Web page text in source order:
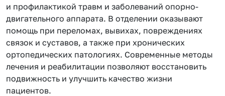
и профилактикой травм и заболеваний опорно-
двигательного аппарата. В отделении оказывают
помощь при переломах, вывихах, повреждениях
связок и суставов, а также при хронических
ортопедических патологиях. Современные методы
лечения и реабилитации позволяют восстановить
подвижность и улучшить качество жизни
пациентов.